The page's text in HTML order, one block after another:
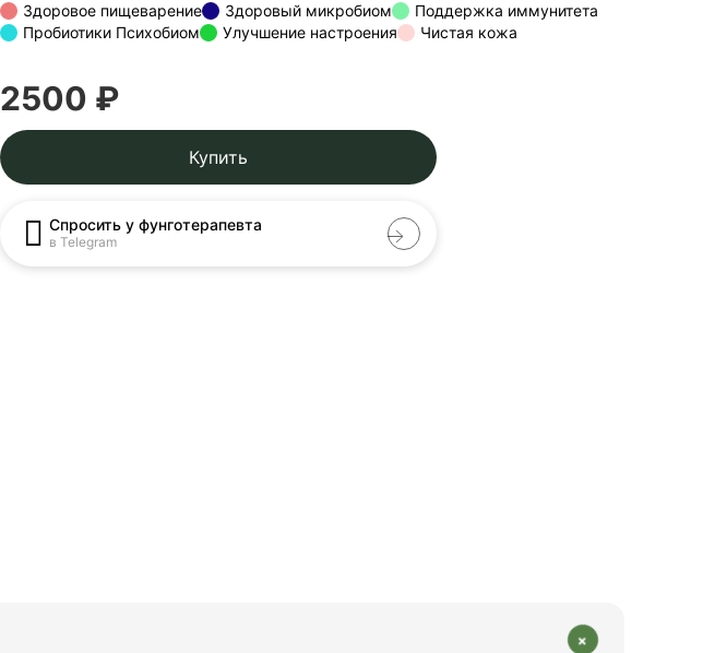
Здоровое пищеварение Здоровый микробиом
Поддержка иммунитета
Пробиотики Психобиом
Улучшение настроения Чистая кожа
2500 ₽
Купить
Спросить у фунготерапевта
в Telegram
+